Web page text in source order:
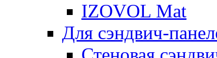
IZOVOL Mat
Для сэндвич-